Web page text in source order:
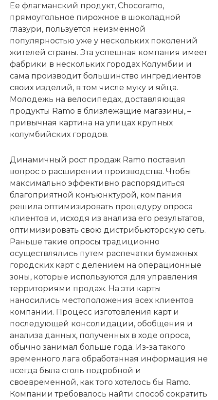
Ее флагманский продукт, Chocoramo,
прямоугольное пирожное в шоколадной
глазури, пользуется неизменной
популярностью уже у нескольких поколений
жителей страны. Эта успешная компания имеет
фабрики в нескольких городах Колумбии и
сама производит большинство ингредиентов
своих изделий, в том числе муку и яйца.
Молодежь на велосипедах, доставляющая
продукты Ramo в близлежащие магазины, –
привычная картина на улицах крупных
колумбийских городов.
Динамичный рост продаж Ramo поставил
вопрос о расширении производства. Чтобы
максимально эффективно распорядиться
благоприятной конъюнктурой, компания
решила оптимизировать процедуру опроса
клиентов и, исходя из анализа его результатов,
оптимизировать свою дистрибьюторскую сеть.
Раньше такие опросы традиционно
осуществлялись путем распечатки бумажных
городских карт с делением на операционные
зоны, которые используются для управления
территориями продаж. На эти карты
наносились местоположения всех клиентов
компании. Процесс изготовления карт и
последующей консолидации, обобщения и
анализа данных, полученных в ходе опроса,
обычно занимал больше года. Из-за такого
временного лага обработанная информация не
всегда была столь подробной и
своевременной, как того хотелось бы Ramo.
Компании требовалось найти способ сократить